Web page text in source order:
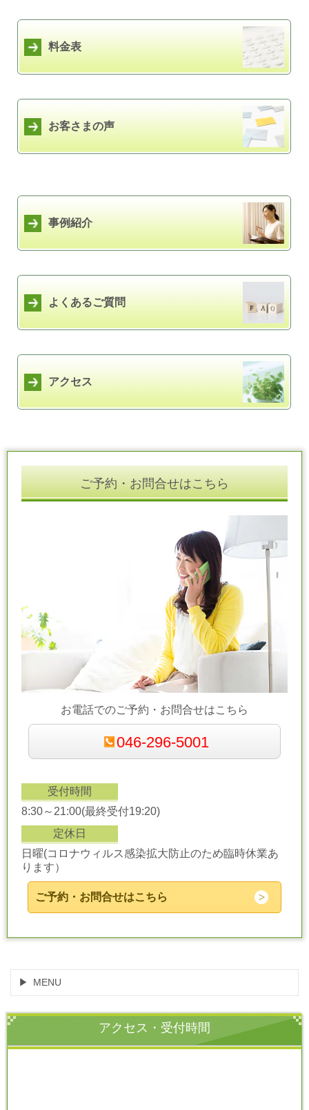
料金表
お客さまの声
事例紹介
よくあるご質問
アクセス
ご予約・お問合せはこちら
お電話でのご予約・お問合せはこちら
046-296-5001
受付時間
8:30～21:00(最終受付19:20)
定休日
日曜(コロナウィルス感染拡大防止のため臨時休業あ
ります）
ご予約・お問合せはこちら
MENU
アクセス・受付時間